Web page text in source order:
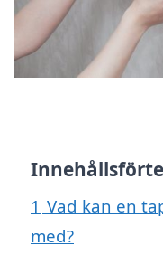
1 Vad kan en
med?